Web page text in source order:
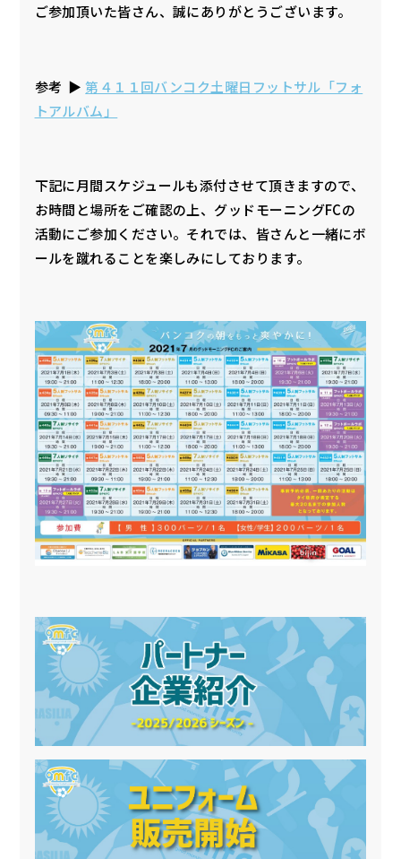
ご参加頂いた皆さん、誠にありがとうございます。
参考 ▶︎第４１１回バンコク土曜日フットサル「フォ
トアルバム」
下記に月間スケジュールも添付させて頂きますので、
お時間と場所をご確認の上、グッドモーニングFCの
活動にご参加ください。それでは、皆さんと一緒にボ
ールを蹴れることを楽しみにしております。